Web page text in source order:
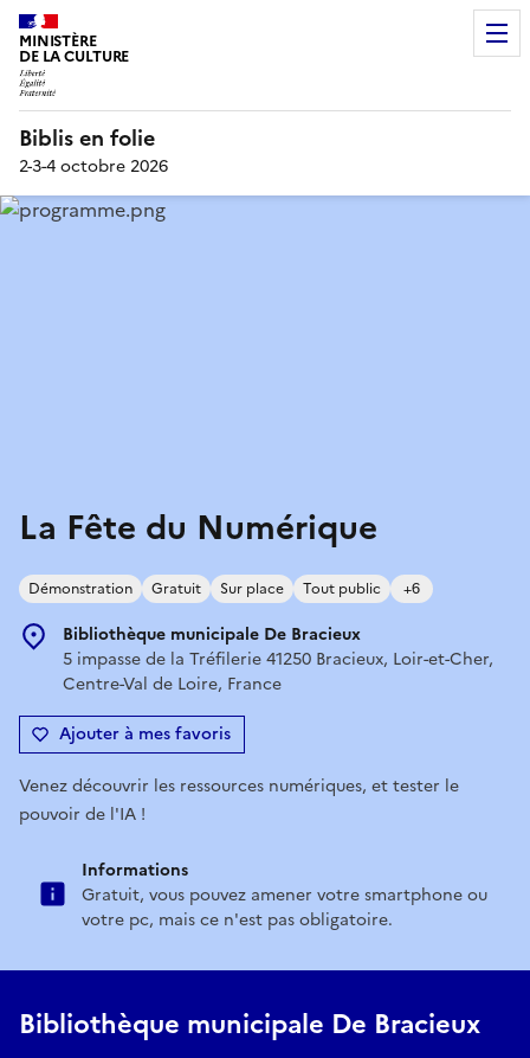
MINISTÈRE
DE LA CULTURE
Biblis en folie
2-3-4 octobre 2026
La Fête du Numérique
Démonstration Gratuit Sur place Tout public +6
Bibliothèque municipale De Bracieux
5 impasse de la Tréfilerie 41250 Bracieux, Loir-et-Cher,
Centre-Val de Loire, France
Ajouter à mes favoris
Venez découvrir les ressources numériques, et tester le
pouvoir de l'IA !
Informations
Gratuit, vous pouvez amener votre smartphone ou
votre pc, mais ce n'est pas obligatoire.
Bibliothèque municipale De Bracieux